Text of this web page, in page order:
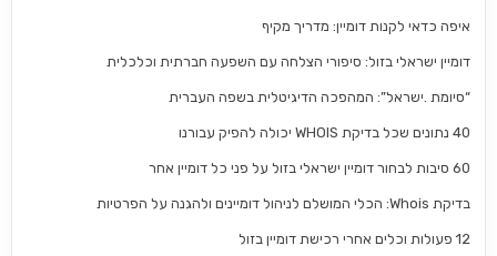
איפה כדאי לקנות דומיין: מדריך מקיף
דומיין ישראלי בזול: סיפורי הצלחה עם השפעה חברתית וכלכלית
“סיומת .ישראל”: המהפכה הדיגיטלית בשפה העברית
40 נתונים שכל בדיקת WHOIS יכולה להפיק עבורנו
60 סיבות לבחור דומיין ישראלי בזול על פני כל דומיין אחר
בדיקת Whois: הכלי המושלם לניהול דומיינים ולהגנה על הפרטיות
12 פעולות וכלים אחרי רכישת דומיין בזול